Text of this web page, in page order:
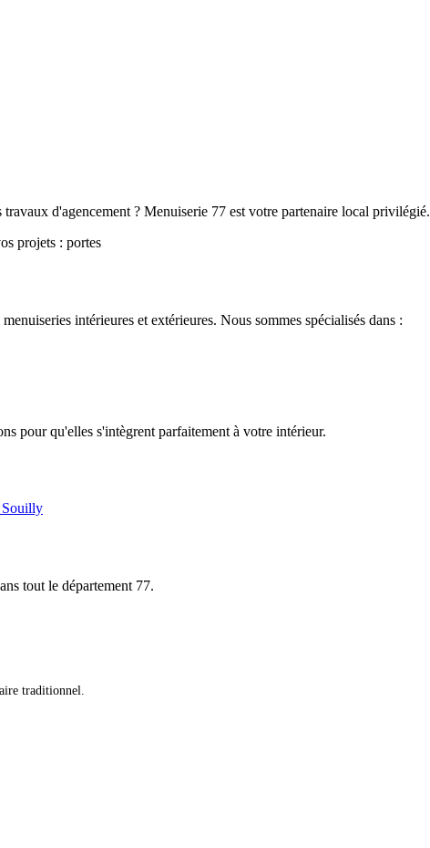
d'agencement ? Menuiserie 77 est votre partenaire local privilégié.
projets : portes
intérieures et extérieures. Nous sommes spécialisés dans :
pour qu'elles s'intègrent parfaitement à votre intérieur.
tout le département 77.
traditionnel.